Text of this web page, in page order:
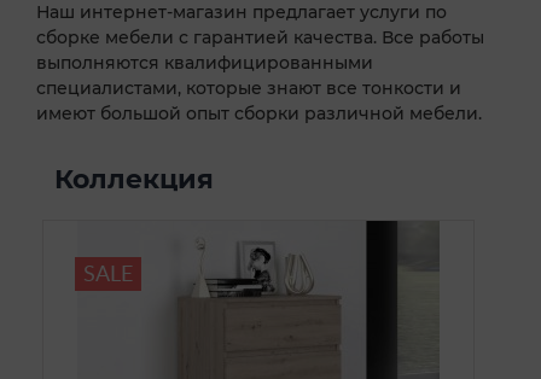
Наш интернет-магазин предлагает услуги по
сборке мебели с гарантией качества. Все работы
выполняются квалифицированными
специалистами, которые знают все тонкости и
имеют большой опыт сборки различной мебели.
Коллекция
SALE